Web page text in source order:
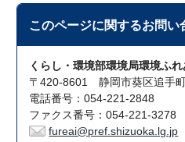
このページに関するお問い
くらし・環境部環境局環境ふ
〒420-8601 静岡市葵区追手
電話番号：054-221-2848
ファクス番号：054-221-3278
fureai@pref.shizuoka.lg.jp